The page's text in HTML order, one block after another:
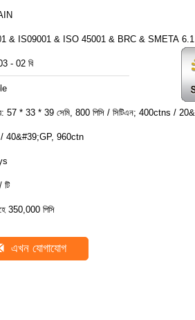
& IS09001 & ISO 45001 & BRC & SMETA 6.1
- 02 বি
* 33 * 39 সেমি, 800 পিসি / সিটিএন; 400ctns / 20&#39;GP,
40&#39;GP, 960ctn
টি
350,000 পিসি
এখন যোগাযোগ